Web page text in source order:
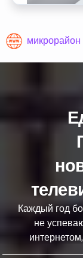
Каждый год
не